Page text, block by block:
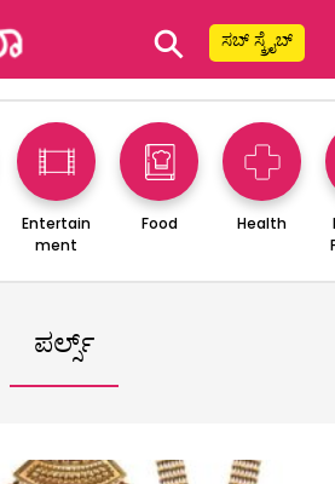
⚲ ಸಬ್ ಸ್ಕ್ರೈಬ್
Entertain
ment
Food Health
ಪರ್ಲ್ಸ್